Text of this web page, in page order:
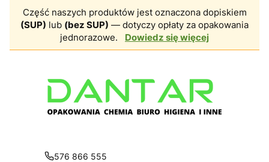
Część naszych produktów jest oznaczona dopiskiem
(SUP) lub (bez SUP) — dotyczy opłaty za opakowania
jednorazowe.
Dowiedz się więcej
576 866 555